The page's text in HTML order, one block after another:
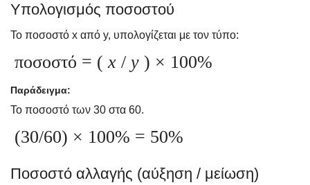
Υπολογισμός ποσοστού
Το ποσοστό x από y, υπολογίζεται με τον τύπο:
ποσοστό = (x / y ) × 100%
Παράδειγμα:
Το ποσοστό των 30 στα 60.
(30/60) × 100% = 50%
Ποσοστό αλλαγής (αύξηση / μείωση)